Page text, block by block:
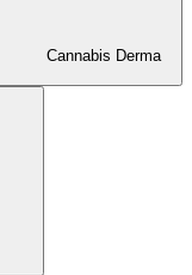
Cannabis Derma